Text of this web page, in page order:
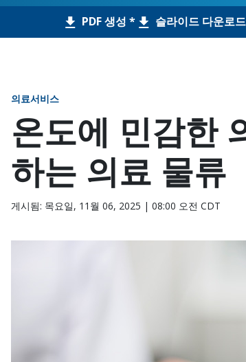
PDF 생성 * 슬라이드 다운로드
의료서비스
온도에 민감한
하는 의료 물류
게시됨: 목요일, 11월 06, 2025 | 08:00 오전 CDT